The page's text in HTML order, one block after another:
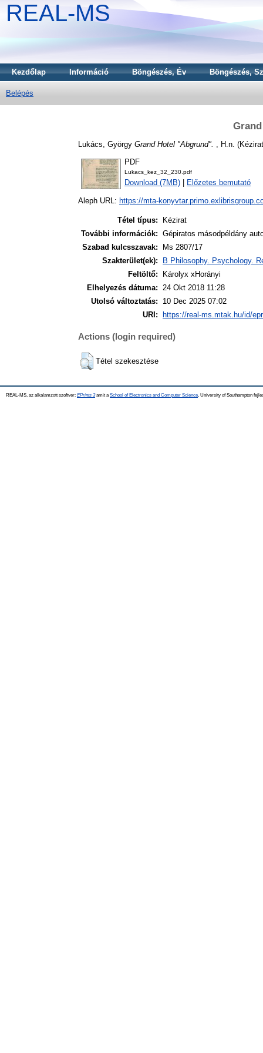
REAL-MS
Kezdőlap Információ Böngészés, Év Böngészés,
Belépés
Lukács, György Grand Hotel "Abgrund". , H.n.
PDF
Lukacs_kez_32_230.pdf
Download (7MB) Előzetes bemutató
Aleph URL: https://mta-
Tétel típus:
Kézirat
További információk: Gépiratos másodpéldány
Szabad kulcsszavak:
Ms 2807/17
Szakterület(ek):
B Philosophy. Psychology.
Feltöltő:
Károlyx xHorányi
Elhelyezés dátuma: 24 Okt 2018 11:28
Utolsó változtatás:
10 Dec 2025 07:02
URI:
https://real-ms.mtak.hu/id/
Actions (login required)
Tétel szekesztése
REAL-MS, az alkalamzott szoftver: EPrints 3amit a School of Electronics and Computer Science , University of Southampton